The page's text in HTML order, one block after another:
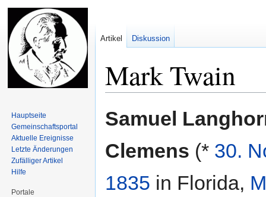
Mark Twain
Navigation
Suche
Samuel
Clemens (* 30.
1835 in Florida,
Artikel Diskussion
Hauptseite
Gemeinschafts­portal
Aktuelle Ereignisse
Letzte Änderungen
Zufälliger Artikel
Hilfe
Portale